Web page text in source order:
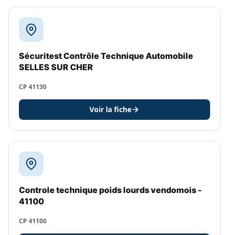
Sécuritest Contrôle Technique Automobile
SELLES SUR CHER
CP 41130
Voir la fiche
Controle technique poids lourds vendomois -
41100
CP 41100